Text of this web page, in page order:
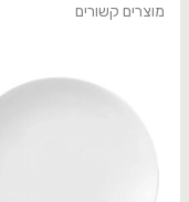
מוצרים קשורים